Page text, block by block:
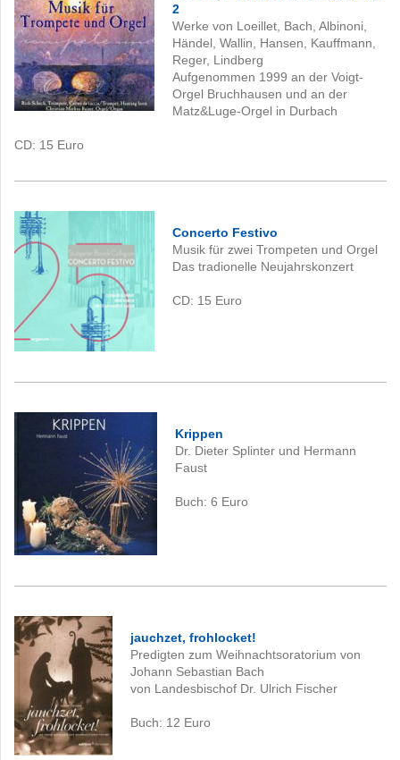
2
Werke von Loeillet, Bach, Albinoni,
Händel, Wallin, Hansen, Kauffmann,
Reger, Lindberg
Aufgenommen 1999 an der Voigt-
Orgel Bruchhausen und an der
Matz&Luge-Orgel in Durbach
CD: 15 Euro
Concerto Festivo
Musik für zwei Trompeten und Orgel
Das tradionelle Neujahrskonzert
CD: 15 Euro
Krippen
Dr. Dieter Splinter und Hermann
Faust
Buch: 6 Euro
jauchzet, frohlocket!
Predigten zum Weihnachtsoratorium von
Johann Sebastian Bach
von Landesbischof Dr. Ulrich Fischer
Buch: 12 Euro